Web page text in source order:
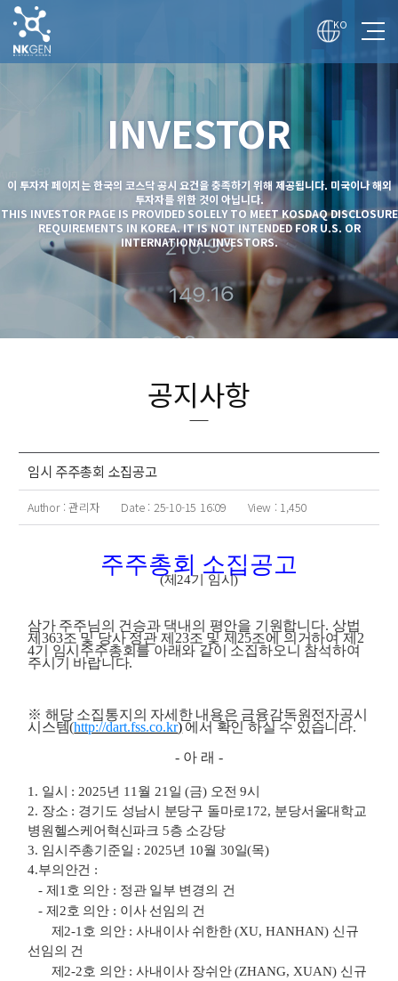
투자
매체
KO
INVESTOR
이 투자자 페이지는 한국의 코스닥 공시 요건을 충족하기 위해 제공됩니다. 미국이나 해외
투자자를 위한 것이 아닙니다.
THIS INVESTOR PAGE IS PROVIDED SOLELY TO MEET KOSDAQ DISCLOSURE
REQUIREMENTS IN KOREA. IT IS NOT INTENDED FOR U.S. OR
INTERNATIONAL INVESTORS.
공지사항
임시 주주총회 소집공고
Author :관리자 Date : 25-10-15 16:09 View : 1,450
주주총회 소집공고
(제 24기 임시)
삼가 주주님의 건승과 댁내의 평안을 기원합니다. 상법
제363조 및 당사 정관 제23조 및 제 25조에 의거하여 제 2
4기 임시주주총회를 아래와 같이 소집하오니 참석하여
주시기 바랍니다.
※ 해당 소집통지의 자세한 내용은 금융감독원전자공시
시스템(http://dart.fss.co.kr) 에서 확인 하실 수 있습니다.
- 아 래 -
1. 일시 : 2025년 11 월 21 일(금) 오전9시
2. 장소 : 경기도 성남시 분당구 돌마로172, 분당서울대학교
병원헬스케어혁신파크 5층 소강당
3. 임시주총기준일 : 2025년 10월 30일(목)
4.부의안건 :
- 제 1 호 의안 : 정관 일부 변경의 건
- 제 2호 의안 : 이사 선임의 건
제 2-1 호 의안 :사내이사 쉬한한(XU, HANHAN) 신규
선임의 건
제 2-2호 의안 :사내이사 장쉬안(ZHANG, XUAN) 신규